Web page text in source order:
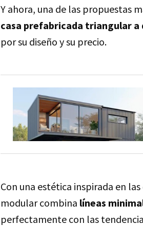
Y ahora, una de las propuestas
casa prefabricada triangular a
por su diseño y su precio.
Con una estética inspirada en
modular combina líneas
perfectamente con las